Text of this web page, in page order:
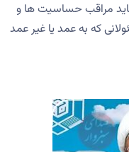
مراقب حساسیت ها و
که به عمد یا غیر عمد